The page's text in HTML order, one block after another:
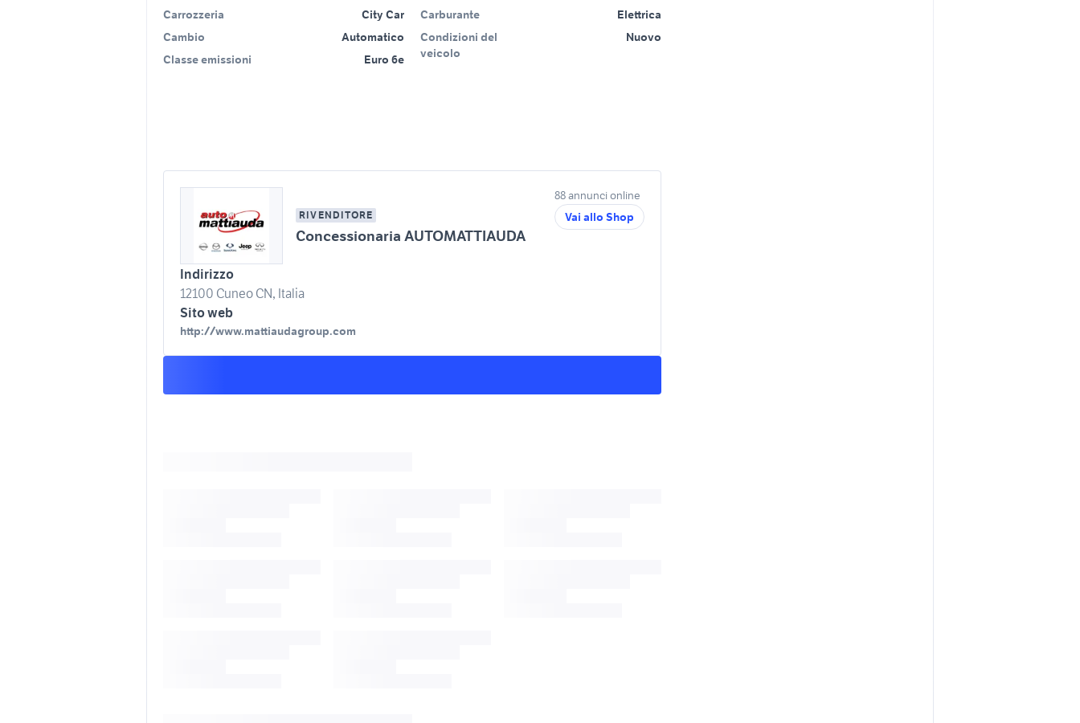
Carrozzeria
City Car
Cambio
Automatico
Classe emissioni
Euro 6e
Carburante
Elettrica
Condizioni del
veicolo
Nuovo
RIVENDITORE
Concessionaria AUTOMATTIAUDA
Indirizzo
12100 Cuneo CN, Italia
Sito web
http://www.mattiaudagroup.com
88 annunci online
Vai allo Shop